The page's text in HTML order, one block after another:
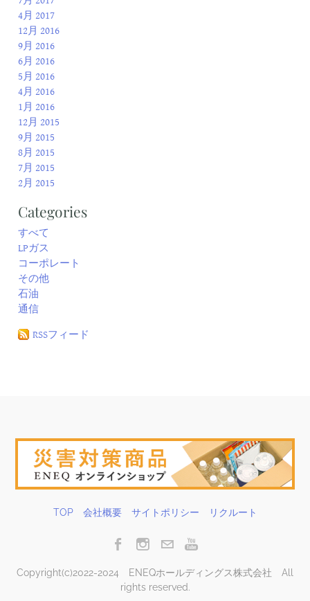
4月 2017
12月 2016
9月 2016
6月 2016
5月 2016
4月 2016
1月 2016
12月 2015
9月 2015
8月 2015
7月 2015
2月 2015
Categories
すべて
LPガス
コーポレート
その他
石油
通信
RSSフィード
TOP 会社概要 サイトポリシー リクルート
Copyright(c)2022-2024 ENEQホールディングス株式会社 All
rights reserved.